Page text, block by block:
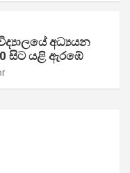
අධ්‍යයන
සිට යළි ඇරඹේ